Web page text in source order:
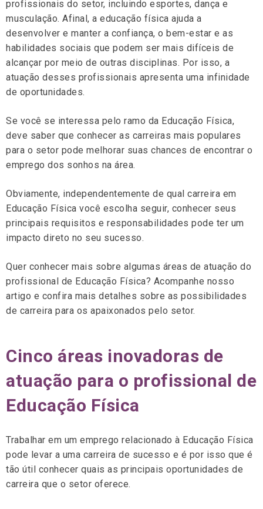
profissionais do setor, incluindo esportes, dança e
musculação. Afinal, a educação física ajuda a
desenvolver e manter a confiança, o bem-estar e as
habilidades sociais que podem ser mais difíceis de
alcançar por meio de outras disciplinas. Por isso, a
atuação desses profissionais apresenta uma infinidade
de oportunidades.
Se você se interessa pelo ramo da Educação Física,
deve saber que conhecer as carreiras mais populares
para o setor pode melhorar suas chances de encontrar o
emprego dos sonhos na área.
Obviamente, independentemente de qual carreira em
Educação Física você escolha seguir, conhecer seus
principais requisitos e responsabilidades pode ter um
impacto direto no seu sucesso.
Quer conhecer mais sobre algumas áreas de atuação do
profissional de Educação Física? Acompanhe nosso
artigo e confira mais detalhes sobre as possibilidades
de carreira para os apaixonados pelo setor.
Cinco áreas inovadoras de
atuação para o profissional de
Educação Física
Trabalhar em um emprego relacionado à Educação Física
pode levar a uma carreira de sucesso e é por isso que é
tão útil conhecer quais as principais oportunidades de
carreira que o setor oferece.